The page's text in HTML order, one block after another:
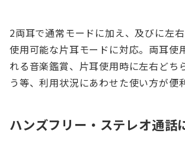
2両耳で通常モードに加え、及びに左
使用可能な片耳モードに対応。両耳使
れる音楽鑑賞、片耳使用時に左右どち
う等、利用状況にあわせた使い方が便
ハンズフリー・ステレオ通話